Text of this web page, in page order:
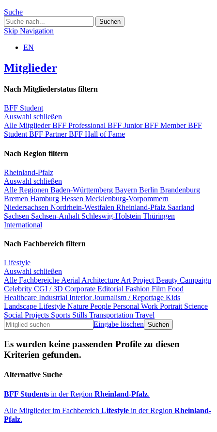
Suche
Skip Navigation
EN
Mitglieder
Nach Mitgliederstatus filtern
BFF Student
Auswahl schließen
Alle MitgliederBFF Professional BFF JuniorBFF MemberBFF
Student BFF PartnerBFF Hall of Fame
Nach Region filtern
Rheinland-Pfalz
Auswahl schließen
Alle Regionen Baden-Württemberg Bayern Berlin Brandenburg
Bremen Hamburg Hessen Mecklenburg-Vorpommern
Niedersachsen Nordrhein-Westfalen Rheinland-Pfalz Saarland
Sachsen Sachsen-Anhalt Schleswig-Holstein Thüringen
International
Nach Fachbereich filtern
Lifestyle
Auswahl schließen
Alle Fachbereiche Aerial Architecture Art Project Beauty Campaign
Celebrity CGI / 3D Corporate Editorial Fashion Film Food
Healthcare Industrial InteriorJournalism / Reportage Kids
Landscape Lifestyle Nature People Personal Work Portrait Science
Social Projects Sports Stills Transportation Travel
Eingabe löschen
Es wurden keine passenden Profile zu diesen
Kriterien gefunden.
Alternative Suche
BFF Students in der Region Rheinland-Pfalz.
Alle Mitglieder im Fachbereich Lifestyle in der Region Rheinland-
Pfalz.